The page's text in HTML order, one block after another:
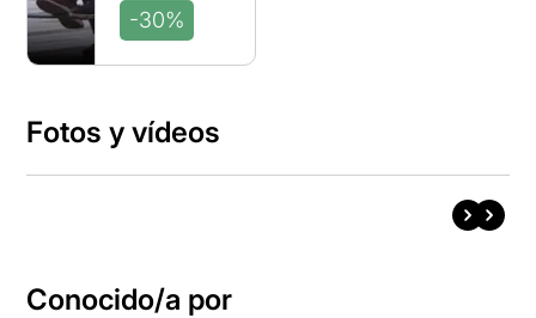
-30%
Fotos y vídeos
Conocido/a por